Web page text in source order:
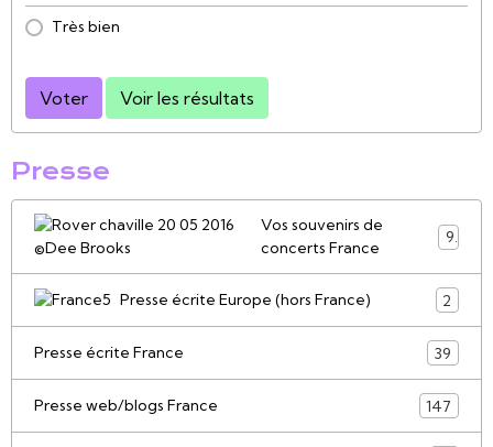
Très bien
Voter Voir les résultats
Presse
Vos souvenirs de
concerts France
9
Presse écrite Europe (hors France) 2
Presse écrite France 39
Presse web/blogs France 147